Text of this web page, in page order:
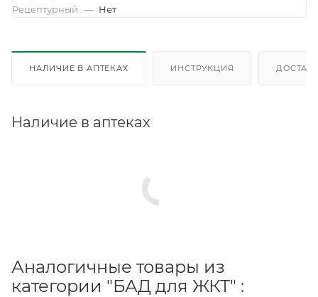
Рецептурный — Нет
НАЛИЧИЕ В АПТЕКАХ ИНСТРУКЦИЯ
Наличие в аптеках
Аналогичные товары из
категории "БАД для ЖКТ" :